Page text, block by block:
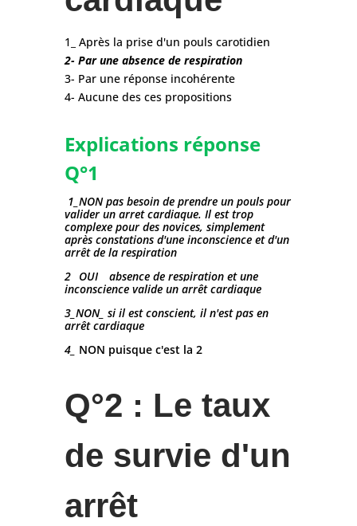
1_ Après la prise d'un pouls carotidien
2- Par une absence de respiration
3- Par une réponse incohérente
4- Aucune des ces propositions
Explications réponse
Q°1
1_NON pas besoin de prendre un pouls pour
valider un arret cardiaque. Il est trop
complexe pour des novices, simplement
après constations d'une inconscience et d'un
arrêt de la respiration
2_ OUI_ absence de respiration et une
inconscience valide un arrêt cardiaque
3_NON_ si il est conscient, il n'est pas en
arrêt cardiaque
4_ NON puisque c'est la 2
Q°2 : Le taux
de survie d'un
arrêt